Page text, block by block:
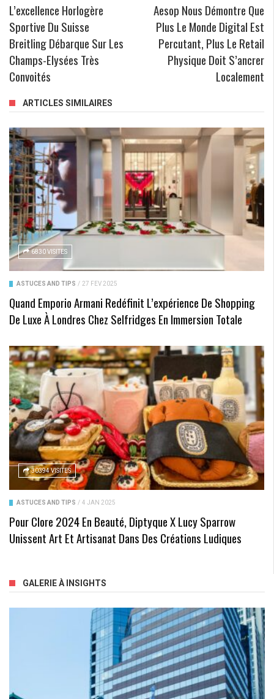
L’excellence Horlogère
Sportive Du Suisse
Breitling Débarque Sur Les
Champs-Elysées Très
Convoités
Aesop Nous Démontre Que
Plus Le Monde Digital Est
Percutant, Plus Le Retail
Physique Doit S’ancrer
Localement
ARTICLES SIMILAIRES
6830 VISITES
ASTUCES AND TIPS / 27 FÉV 2025
Quand Emporio Armani Redéfinit L’expérience De Shopping
De Luxe À Londres Chez Selfridges En Immersion Totale
30394 VISITES
ASTUCES AND TIPS / 4 JAN 2025
Pour Clore 2024 En Beauté, Diptyque X Lucy Sparrow
Unissent Art Et Artisanat Dans Des Créations Ludiques
GALERIE À INSIGHTS